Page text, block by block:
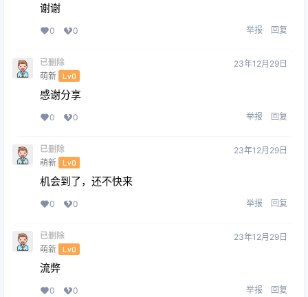
谢谢
0 0 举报 回复
已删除
萌新 Lv0
23年12月29日
感谢分享
0 0 举报 回复
已删除
萌新 Lv0
23年12月29日
机会到了，还不快来
0 0 举报 回复
已删除
萌新 Lv0
23年12月29日
流弊
0 0 举报 回复